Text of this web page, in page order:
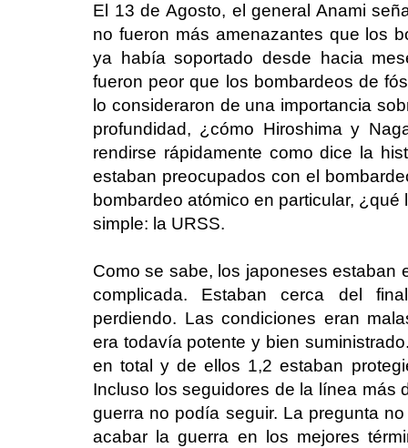
El 13 de Agosto, el general Anami
no fueron más amenazantes que los
ya había soportado desde hacia
fueron peor que los bombardeos de
lo consideraron de una importancia
profundidad, ¿cómo Hiroshima y
rendirse rápidamente como dice la
estaban preocupados con el
bombardeo atómico en particular,
simple: la URSS.
Como se sabe, los japoneses estaban
complicada. Estaban cerca del
perdiendo. Las condiciones eran
era todavía potente y bien
en total y de ellos 1,2 estaban
Incluso los seguidores de la línea más
guerra no podía seguir. La pregunta
acabar la guerra en los mejores